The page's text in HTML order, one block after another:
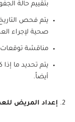
بتقييم حالة
يتم فحص
صحية لإجراء
مناقشة توقعات
يتم تحديد ما
أيضاً.
إعداد المريض